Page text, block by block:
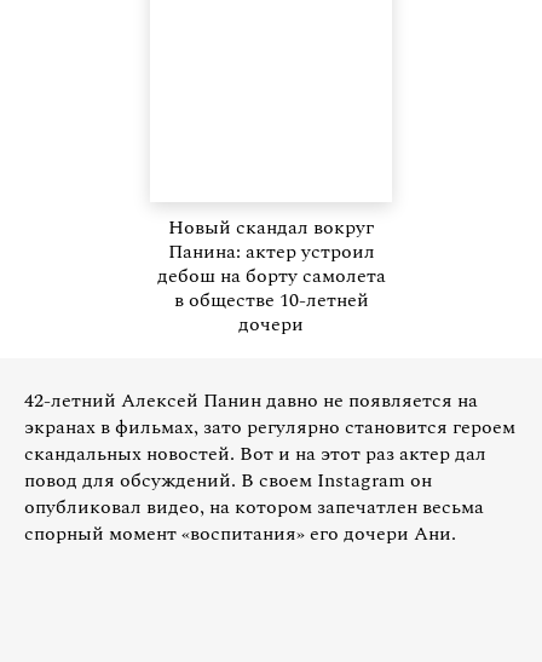
Новый скандал вокруг
Панина: актер устроил
дебош на борту самолета
в обществе 10-летней
дочери
42-летний Алексей Панин давно не появляется на
экранах в фильмах, зато регулярно становится героем
скандальных новостей. Вот и на этот раз актер дал
повод для обсуждений. В своем Instagram он
опубликовал видео, на котором запечатлен весьма
спорный момент «воспитания» его дочери Ани.